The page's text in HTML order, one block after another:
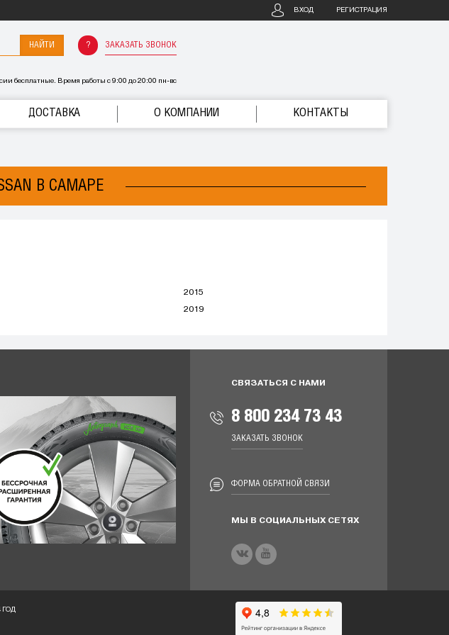
ВХОД РЕГИСТРАЦИЯ
НАЙТИ ЗАКАЗАТЬ ЗВОНОК
бесплатные. Время работы с 9:00 до 20:00 пн-вс
ДОСТАВКА О КОМПАНИИ КОНТАКТЫ
В САМАРЕ
2015
2019
СВЯЗАТЬСЯ С НАМИ
8 800 234 73 43
ЗАКАЗАТЬ ЗВОНОК
ФОРМА ОБРАТНОЙ СВЯЗИ
МЫ В СОЦИАЛЬНЫХ СЕТЯХ
ГОД